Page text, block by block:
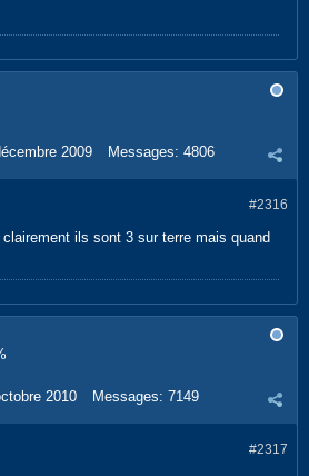
2009 Messages: 4806
#2316
ils sont 3 sur terre mais quand
2010 Messages: 7149
#2317